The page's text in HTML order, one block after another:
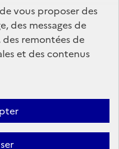
vous proposer des
des messages de
remontées de
et des contenus
(cookies)